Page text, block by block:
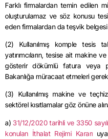
Farklı firmalardan temin edilen
oluşturulamaz ve söz konusu
eden firmalardan da teşvik
(2) Kullanılmış komple tesis
yatırımcıların, tesise ait makine
gösterir dökümlü fatura veya
Bakanlığa müracaat etmeleri
(3) Kullanılmış makine ve
sektörel kısıtlamalar göz önüne
a) 31/12/2020 tarihli ve 3350
konulan İthalat Rejimi Kararı